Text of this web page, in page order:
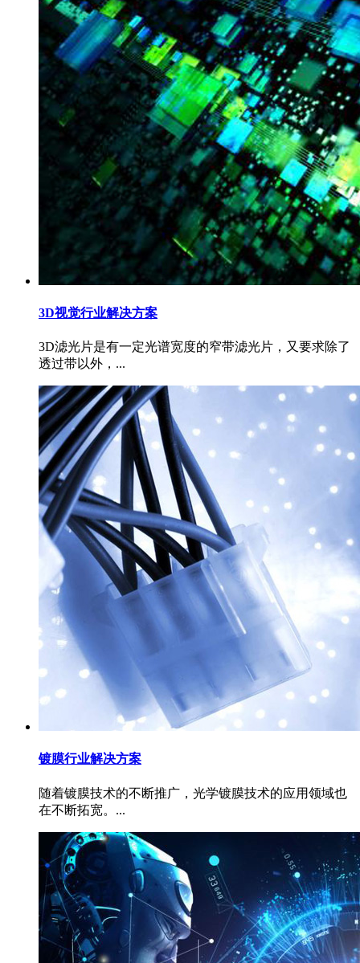
3D视觉行业解决方案
3D滤光片是有一定光谱宽度的窄带滤光片，又要求除了
透过带以外，...
镀膜行业解决方案
随着镀膜技术的不断推广，光学镀膜技术的应用领域也
在不断拓宽。...